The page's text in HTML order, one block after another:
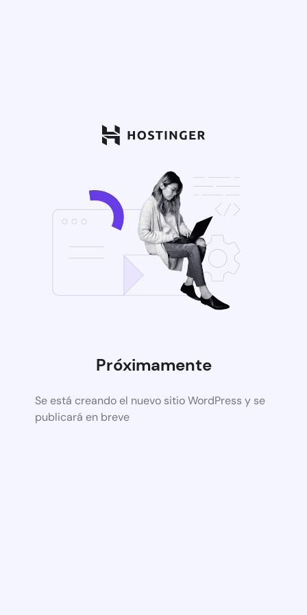
Próximamente
Se está creando el nuevo sitio WordPress y se
publicará en breve